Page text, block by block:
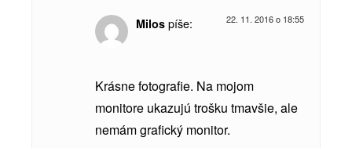
Milos píše: 22. 11. 2016 o 18:55
Krásne fotografie. Na mojom
monitore ukazujú trošku tmavšie, ale
nemám grafický monitor.